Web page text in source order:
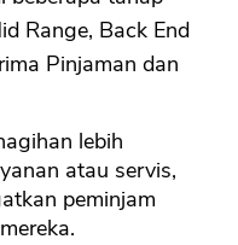
Range, Back End
Pinjaman dan
lebih
atau servis,
peminjam